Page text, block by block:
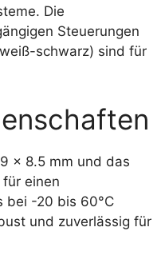
Die
Steuerungen
schwarz) sind für
x 8.5 mm und das
einen
bei -20 bis 60°C
und zuverlässig für